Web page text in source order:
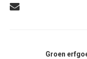
Groen